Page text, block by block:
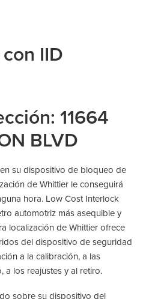
IID
11664
BLVD
su dispositivo de bloqueo de
de Whittier le conseguirá
hora. Low Cost Interlock
automotriz más asequible y
localización de Whittier ofrece
del dispositivo de seguridad
a la calibración, a las
a los reajustes y al retiro.
sobre su dispositivo del